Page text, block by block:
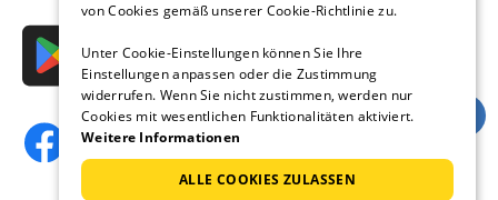
von Cookies gemäß unserer Cookie-Richtlinie zu.
Unter Cookie-Einstellungen können Sie Ihre
Einstellungen anpassen oder die Zustimmung
widerrufen. Wenn Sie nicht zustimmen, werden nur
Cookies mit wesentlichen Funktionalitäten aktiviert.
Weitere Informationen
ALLE COOKIES ZULASSEN